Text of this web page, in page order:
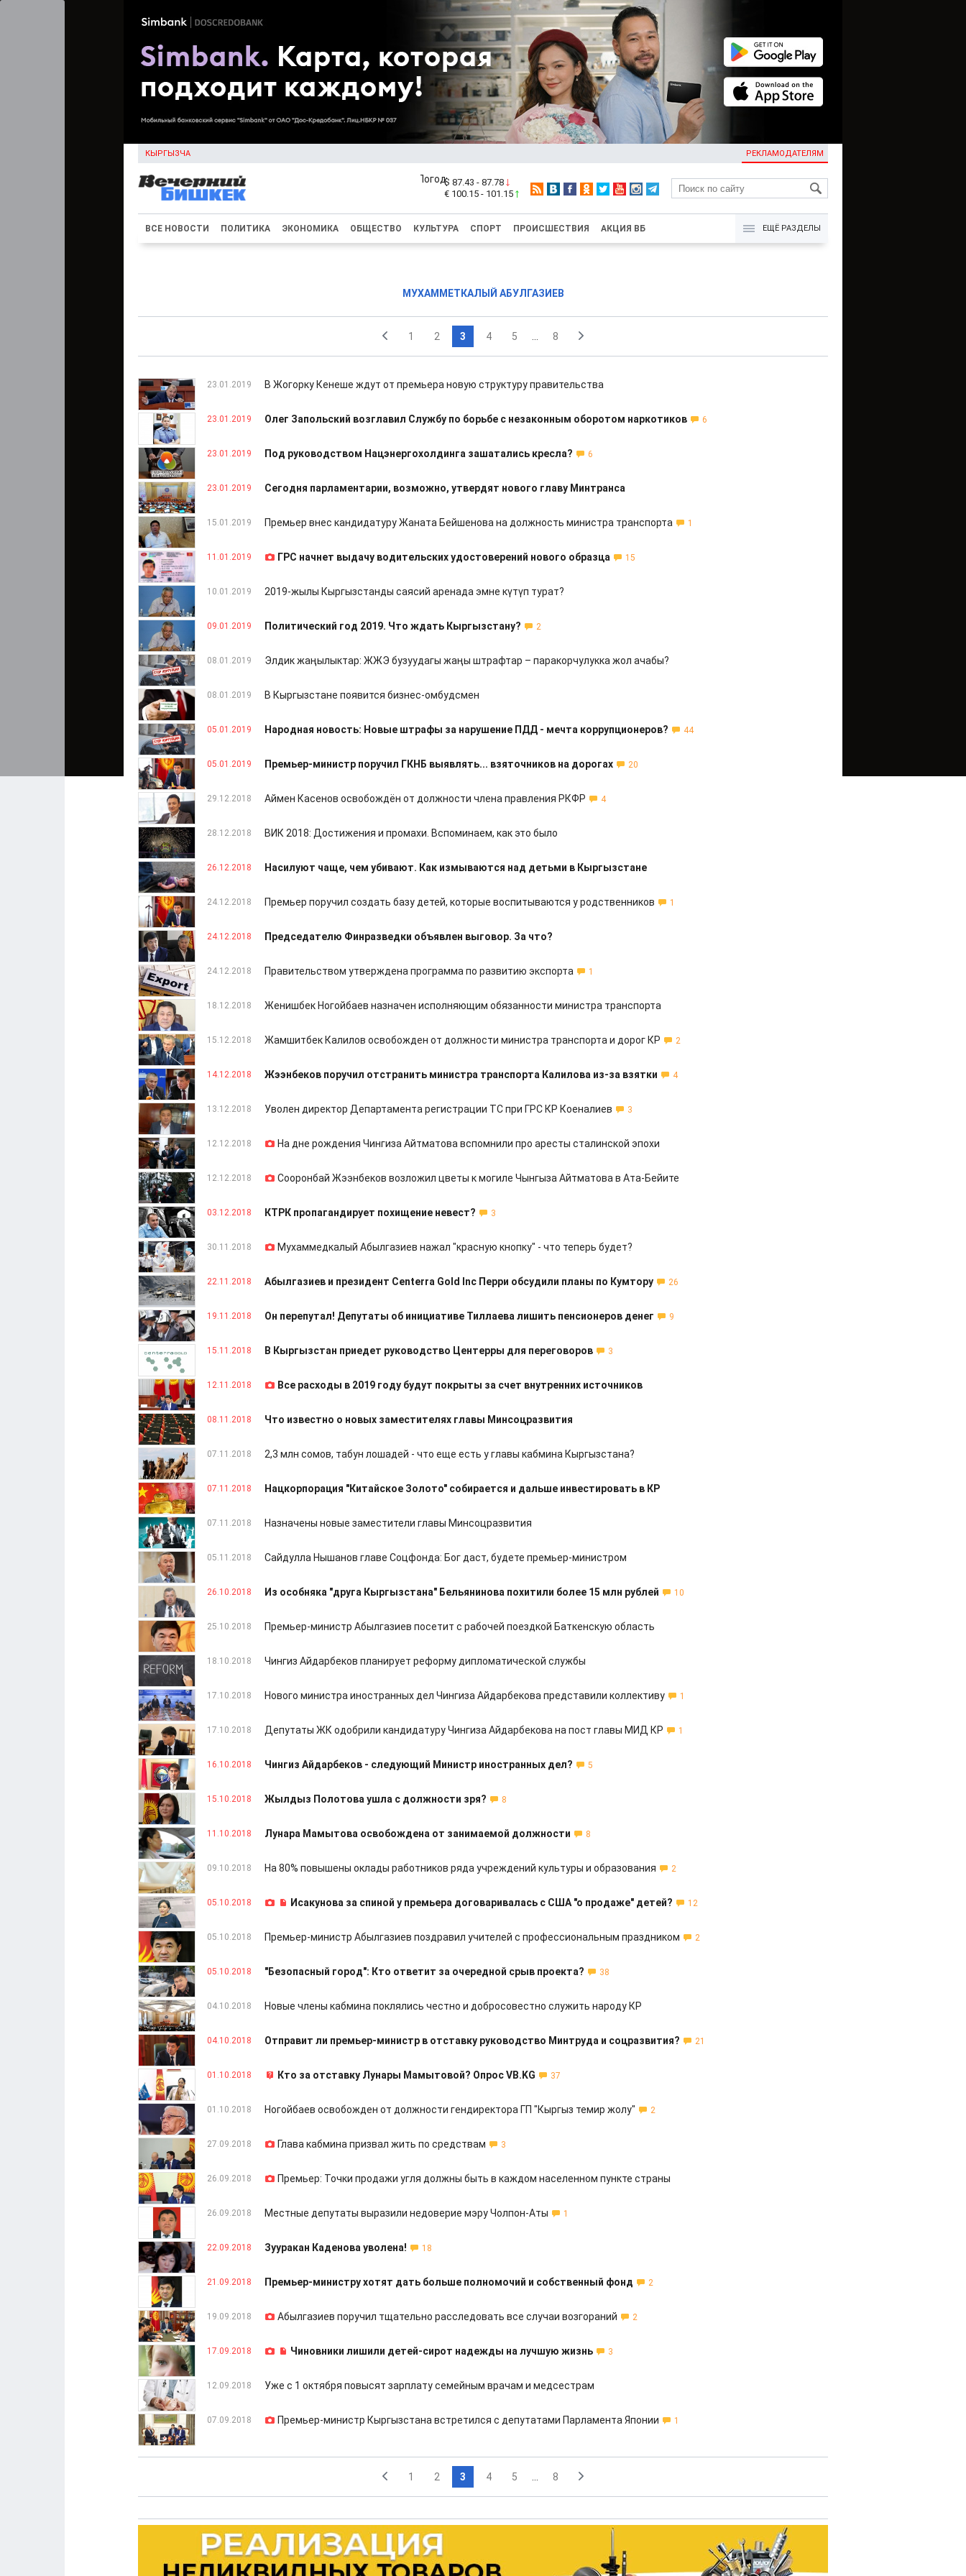
КЫРГЫЗЧА РЕКЛАМОДАТЕЛЯМ
KG
$ 87.43 - 87.78
€ 100.15 - 101.15
ВСЕ НОВОСТИ ПОЛИТИКА ЭКОНОМИКА ОБЩЕСТВО КУЛЬТУРА СПОРТ ПРОИСШЕСТВИЯ АКЦИЯ ВБ ЕЩЁ РАЗДЕЛЫ
МУХАММЕТКАЛЫЙ АБУЛГАЗИЕВ
1 2 3 4 5 8
23.01.2019 В Жогорку Кенеше ждут от премьера новую структуру правительства
23.01.2019 Олег Запольский возглавил Службу по борьбе с незаконным оборотом наркотиков 6
23.01.2019 Под руководством Нацэнергохолдинга зашатались кресла? 6
23.01.2019 Сегодня парламентарии, возможно, утвердят нового главу Минтранса
15.01.2019 Премьер внес кандидатуру Жаната Бейшенова на должность министра транспорта 1
11.01.2019 ГРС начнет выдачу водительских удостоверений нового образца 15
10.01.2019 2019-жылы Кыргызстанды саясий аренада эмне күтүп турат?
09.01.2019 Политический год 2019. Что ждать Кыргызстану? 2
08.01.2019 Элдик жаңылыктар: ЖЖЭ бузуудагы жаңы штрафтар – паракорчулукка жол ачабы?
08.01.2019 В Кыргызстане появится бизнес-омбудсмен
05.01.2019 Народная новость: Новые штрафы за нарушение ПДД - мечта коррупционеров? 44
05.01.2019 Премьер-министр поручил ГКНБ выявлять... взяточников на дорогах 20
29.12.2018 Аймен Касенов освобождён от должности члена правления РКФР 4
28.12.2018 ВИК 2018: Достижения и промахи. Вспоминаем, как это было
26.12.2018 Насилуют чаще, чем убивают. Как измываются над детьми в Кыргызстане
24.12.2018 Премьер поручил создать базу детей, которые воспитываются у родственников 1
24.12.2018 Председателю Финразведки объявлен выговор. За что?
24.12.2018 Правительством утверждена программа по развитию экспорта 1
18.12.2018 Женишбек Ногойбаев назначен исполняющим обязанности министра транспорта
15.12.2018 Жамшитбек Калилов освобожден от должности министра транспорта и дорог КР 2
14.12.2018 Жээнбеков поручил отстранить министра транспорта Калилова из-за взятки 4
13.12.2018 Уволен директор Департамента регистрации ТС при ГРС КР Коеналиев 3
12.12.2018 На дне рождения Чингиза Айтматова вспомнили про аресты сталинской эпохи
12.12.2018 Сооронбай Жээнбеков возложил цветы к могиле Чынгыза Айтматова в Ата-Бейите
03.12.2018 КТРК пропагандирует похищение невест? 3
30.11.2018 Мухаммедкалый Абылгазиев нажал "красную кнопку" - что теперь будет?
22.11.2018 Абылгазиев и президент Centerra Gold Inc Перри обсудили планы по Кумтору 26
19.11.2018 Он перепутал! Депутаты об инициативе Тиллаева лишить пенсионеров денег 9
15.11.2018 В Кыргызстан приедет руководство Центерры для переговоров 3
12.11.2018 Все расходы в 2019 году будут покрыты за счет внутренних источников
08.11.2018 Что известно о новых заместителях главы Минсоцразвития
07.11.2018 2,3 млн сомов, табун лошадей - что еще есть у главы кабмина Кыргызстана?
07.11.2018 Нацкорпорация "Китайское Золото" собирается и дальше инвестировать в КР
07.11.2018 Назначены новые заместители главы Минсоцразвития
05.11.2018 Сайдулла Нышанов главе Соцфонда: Бог даст, будете премьер-министром
26.10.2018 Из особняка "друга Кыргызстана" Бельянинова похитили более 15 млн рублей 10
25.10.2018 Премьер-министр Абылгазиев посетит с рабочей поездкой Баткенскую область
18.10.2018 Чингиз Айдарбеков планирует реформу дипломатической службы
17.10.2018 Нового министра иностранных дел Чингиза Айдарбекова представили коллективу 1
17.10.2018 Депутаты ЖК одобрили кандидатуру Чингиза Айдарбекова на пост главы МИД КР 1
16.10.2018 Чингиз Айдарбеков - следующий Министр иностранных дел? 5
15.10.2018 Жылдыз Полотова ушла с должности зря? 8
11.10.2018 Лунара Мамытова освобождена от занимаемой должности 8
09.10.2018 На 80% повышены оклады работников ряда учреждений культуры и образования 2
05.10.2018 Исакунова за спиной у премьера договаривалась с США "о продаже" детей? 12
05.10.2018 Премьер-министр Абылгазиев поздравил учителей с профессиональным праздником 2
05.10.2018 "Безопасный город": Кто ответит за очередной срыв проекта? 38
04.10.2018 Новые члены кабмина поклялись честно и добросовестно служить народу КР
04.10.2018 Отправит ли премьер-министр в отставку руководство Минтруда и соцразвития? 21
01.10.2018 Кто за отставку Лунары Мамытовой? Опрос VB.KG 37
01.10.2018 Ногойбаев освобожден от должности гендиректора ГП "Кыргыз темир жолу" 2
27.09.2018 Глава кабмина призвал жить по средствам 3
26.09.2018 Премьер: Точки продажи угля должны быть в каждом населенном пункте страны
26.09.2018 Местные депутаты выразили недоверие мэру Чолпон-Аты 1
22.09.2018 Зууракан Каденова уволена! 18
21.09.2018 Премьер-министру хотят дать больше полномочий и собственный фонд 2
19.09.2018 Абылгазиев поручил тщательно расследовать все случаи возгораний 2
17.09.2018 Чиновники лишили детей-сирот надежды на лучшую жизнь 3
12.09.2018 Уже с 1 октября повысят зарплату семейным врачам и медсестрам
07.09.2018 Премьер-министр Кыргызстана встретился с депутатами Парламента Японии 1
1 2 3 4 5 8